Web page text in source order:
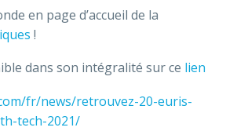
en page d’accueil de la
!
dans son intégralité sur ce lien
fr/news/retrouvez-20-euris-
tech-2021/